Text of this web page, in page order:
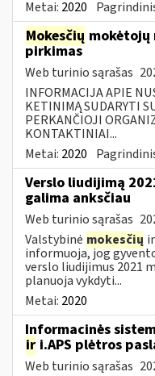
Metai: 2020
Mokesčių mokėtojų
pirkimas
Web turinio sąrašas
INFORMACIJA APIE
KETINIMĄ SUDARYTI
PERKANČIOJI
KONTAKTINIAI...
Metai: 2020
Verslo liudijimą
galima anksčiau
Web turinio sąrašas
Valstybinė mokesčių
informuoja, jog
verslo liudijimus 2021
planuoja vykdyti...
Metai: 2020
Informacinės
ir i.APS plėtros
Web turinio sąrašas